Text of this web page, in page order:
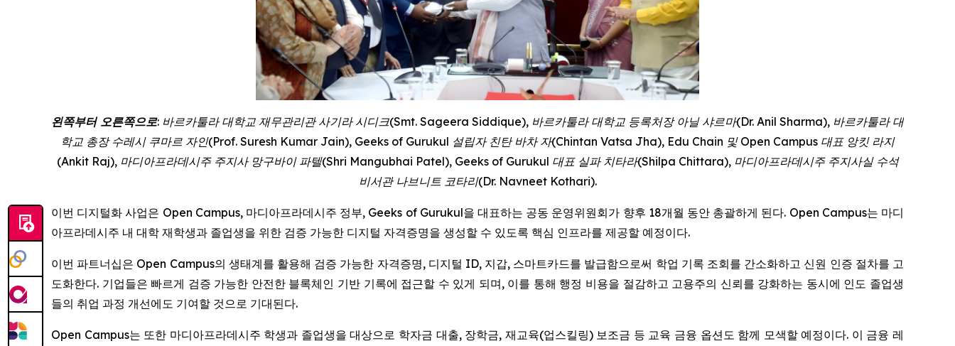
왼쪽부터 오른쪽으로: 바르카툴라 대학교 재무관리관 사기라 시디크(Smt. Sageera Siddique), 바르카툴라 대학교 등록처장 아닐 샤르마(Dr. Anil Sharma), 바르카툴라 대
학교 총장 수레시 쿠마르 자인(Prof. Suresh Kumar Jain), Geeks of Gurukul 설립자 친탄 바차 자(Chintan Vatsa Jha), Edu Chain 및 Open Campus 대표 앙킷 라지
(Ankit Raj), 마디아프라데시주 주지사 망구바이 파텔(Shri Mangubhai Patel), Geeks of Gurukul 대표 실파 치타라(Shilpa Chittara), 마디아프라데시주 주지사실 수석
비서관 나브니트 코타리(Dr. Navneet Kothari).
이번 디지털화 사업은 Open Campus, 마디아프라데시주 정부, Geeks of Gurukul을 대표하는 공동 운영위원회가 향후 18개월 동안 총괄하게 된다. Open Campus는 마디
아프라데시주 내 대학 재학생과 졸업생을 위한 검증 가능한 디지털 자격증명을 생성할 수 있도록 핵심 인프라를 제공할 예정이다.
이번 파트너십은 Open Campus의 생태계를 활용해 검증 가능한 자격증명, 디지털 ID, 지갑, 스마트카드를 발급함으로써 학업 기록 조회를 간소화하고 신원 인증 절차를 고
도화한다. 기업들은 빠르게 검증 가능한 안전한 블록체인 기반 기록에 접근할 수 있게 되며, 이를 통해 행정 비용을 절감하고 고용주의 신뢰를 강화하는 동시에 인도 졸업생
들의 취업 과정 개선에도 기여할 것으로 기대된다.
Open Campus는 또한 마디아프라데시주 학생과 졸업생을 대상으로 학자금 대출, 장학금, 재교육(업스킬링) 보조금 등 교육 금융 옵션도 함께 모색할 예정이다. 이 금융 레